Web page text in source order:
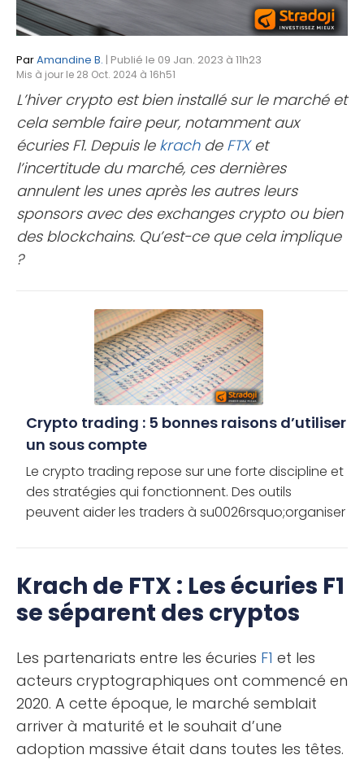
ParAmandine B. | Publié le 09 Jan. 2023 à 11h23
Mis à jour le 28 Oct. 2024 à 16h51
L’hiver crypto est bien installé sur le marché et
cela semble faire peur, notamment aux
écuries F1. Depuis le krachde FTXet
l’incertitude du marché, ces dernières
annulent les unes après les autres leurs
sponsors avec des exchanges crypto ou bien
des blockchains. Qu’est-ce que cela implique
?
Crypto trading : 5 bonnes raisons d’utiliser
un sous compte
Le crypto trading repose sur une forte discipline et
des stratégies qui fonctionnent. Des outils
peuvent aider les traders à su0026rsquo;organiser
Krach de FTX : Les écuries F1
se séparent des cryptos
Les partenariats entre les écuries F1 et les
acteurs cryptographiques ont commencé en
2020. A cette époque, le marché semblait
arriver à maturité et le souhait d’une
adoption massive était dans toutes les têtes.